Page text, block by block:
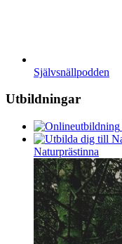
Självsnällpodden
Utbildningar
Naturprästinna